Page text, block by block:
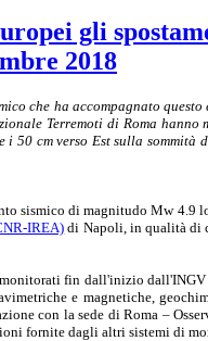
gli
2018
che ha accompagnato
Terremoti di Roma
cm verso Est sulla
sismico di magnitudo Mw 4.9
IREA) di Napoli, in qualità di
fin dall'inizio
e magnetiche,
con la sede di Roma –
fornite dagli altri sistemi di